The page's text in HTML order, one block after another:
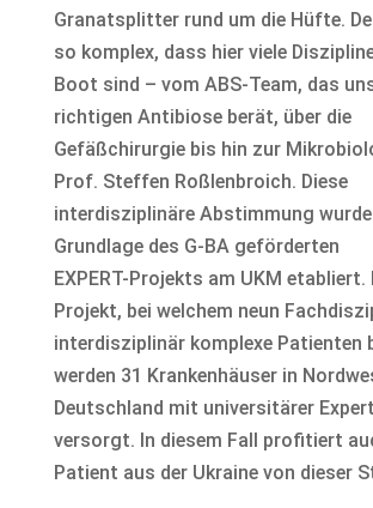
Granatsplitter rund um die Hüfte.
so komplex, dass hier viele
Boot sind – vom ABS-Team, das
richtigen Antibiose berät, über die
Gefäßchirurgie bis hin zur
Prof. Steffen Roßlenbroich. Diese
interdisziplinäre Abstimmung
Grundlage des G-BA geförderten
EXPERT-Projekts am UKM etabliert.
Projekt, bei welchem neun
interdisziplinär komplexe Patienten
werden 31 Krankenhäuser in
Deutschland mit universitärer
versorgt. In diesem Fall profitiert
Patient aus der Ukraine von dieser